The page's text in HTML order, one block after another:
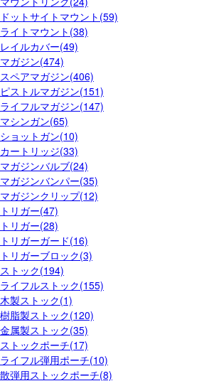
ドットサイトマウント(59)
ライトマウント(38)
レイルカバー(49)
マガジン(474)
スペアマガジン(406)
ピストルマガジン(151)
ライフルマガジン(147)
マシンガン(65)
ショットガン(10)
カートリッジ(33)
マガジンバルブ(24)
マガジンバンパー(35)
マガジンクリップ(12)
トリガー(47)
トリガー(28)
トリガーガード(16)
トリガーブロック(3)
ストック(194)
ライフルストック(155)
木製ストック(1)
樹脂製ストック(120)
金属製ストック(35)
ストックポーチ(17)
ライフル弾用ポーチ(10)
散弾用ストックポーチ(8)